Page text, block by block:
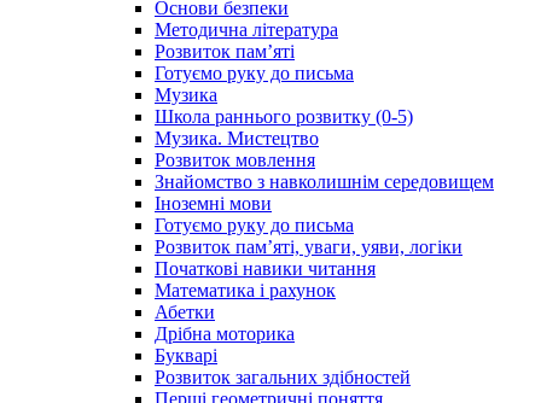
Основи безпеки
Методична література
Розвиток пам’яті
Готуємо руку до письма
Музика
Школа раннього розвитку (0-5)
Музика. Мистецтво
Розвиток мовлення
Знайомство з навколишнім середовищем
Іноземні мови
Готуємо руку до письма
Розвиток пам’яті, уваги, уяви, логіки
Початкові навики читання
Математика і рахунок
Абетки
Дрібна моторика
Букварі
Розвиток загальних здібностей
Перші геометричні поняття